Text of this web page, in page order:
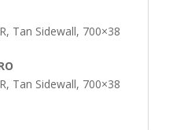
Tan Sidewall, 700×38
Tan Sidewall, 700×38